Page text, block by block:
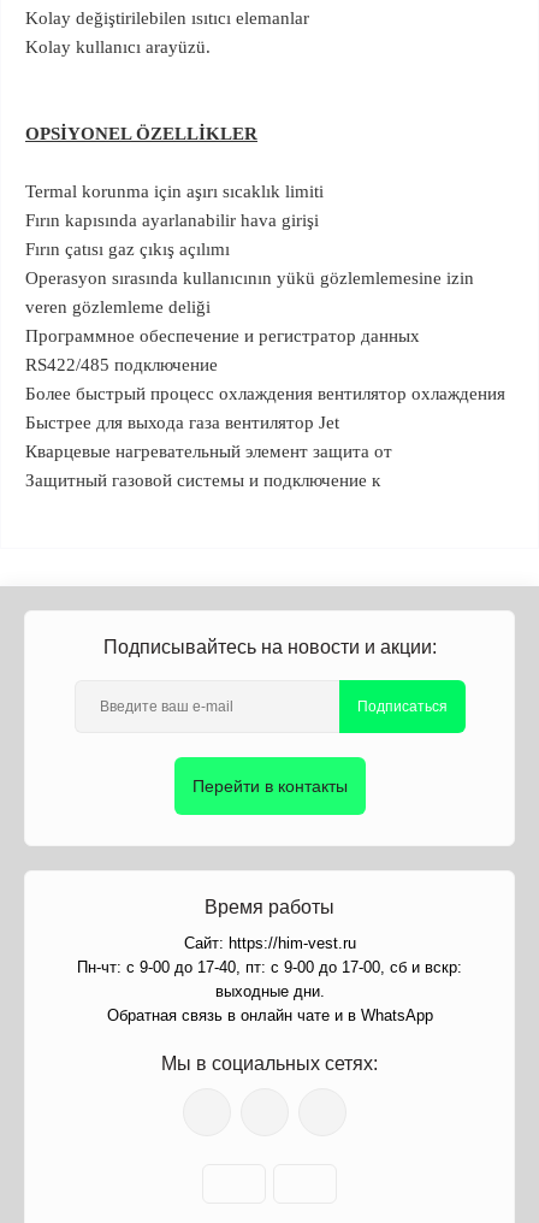
Kolay değiştirilebilen ısıtıcı elemanlar
Kolay kullanıcı arayüzü.
OPSİYONEL ÖZELLİKLER
Termal korunma için aşırı sıcaklık limiti
Fırın kapısında ayarlanabilir hava girişi
Fırın çatısı gaz çıkış açılımı
Operasyon sırasında kullanıcının yükü gözlemlemesine izin
veren gözlemleme deliği
Программное обеспечение и регистратор данных
RS422/485 подключение
Более быстрый процесс охлаждения вентилятор охлаждения
Быстрее для выхода газа вентилятор Jet
Кварцевые нагревательный элемент защита от
Защитный газовой системы и подключение к
Подписывайтесь на новости и акции:
Подписаться
Перейти в контакты
Время работы
Сайт: https://him-vest.ru
Пн-чт: с 9-00 до 17-40, пт: с 9-00 до 17-00, сб и вскр:
выходные дни.
Обратная связь в онлайн чате и в WhatsApp
Мы в социальных сетях: